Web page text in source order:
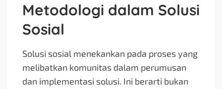
Metodologi dalam Solusi
Sosial
Solusi sosial menekankan pada proses yang
melibatkan komunitas dalam perumusan
dan implementasi solusi. Ini berarti bukan